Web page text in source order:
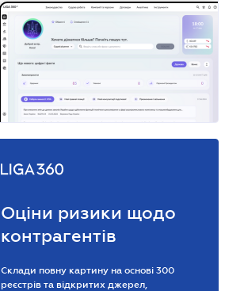
Оціни ризики щодо
контрагентів
Склади повну картину на основі 300
реєстрів та відкритих джерел,